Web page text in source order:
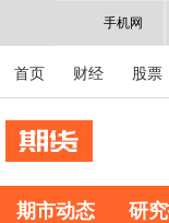
手机网
首页 财经 股票
期市动态 研